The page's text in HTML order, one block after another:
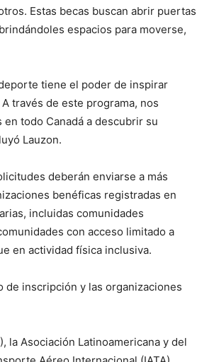
Estas becas buscan abrir puertas
espacios para moverse,
tiene el poder de inspirar
través de este programa, nos
todo Canadá a descubrir su
Lauzon.
deberán enviarse a más
benéficas registradas en
incluidas comunidades
con acceso limitado a
en actividad física inclusiva.
de inscripción y las organizaciones
la Asociación Latinoamericana y del